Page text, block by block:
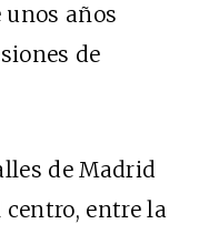
años
de
de Madrid
entre la